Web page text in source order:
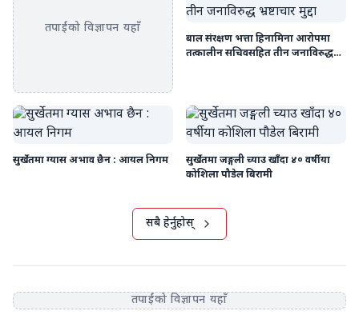
तपाईंको विज्ञापन यहाँ
बाल संरक्षण भत्ता हिनामिना आरोपमा
तत्कालीन सचिवसहित तीन जनाविरुद्ध
सुर्खेतमा ग्यास अभाव छैन : आयल निगम
सुर्खेतमा जङ्गली च्याउ खाँदा ४० वर्षीया
कोशिला पौडेल बिरामी
सबै हेर्नुहोस्
तपाईंको विज्ञापन यहाँ